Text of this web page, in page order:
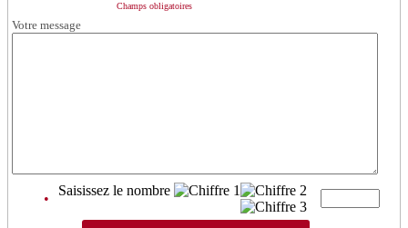
Champs obligatoires
Votre message
•
Saisissez le nombre